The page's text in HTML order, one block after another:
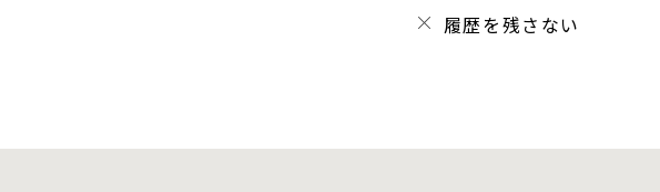
履歴を残さない